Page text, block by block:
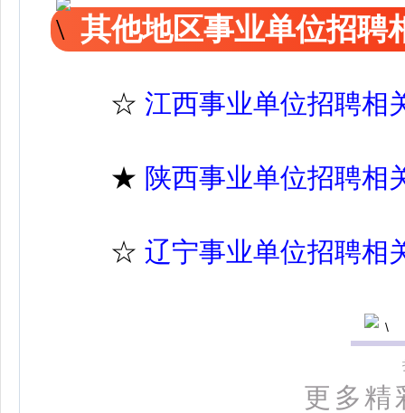
其他地区事业单位招聘
☆ 江西事业单位招聘相
★ 陕西事业单位招聘相
☆ 辽宁事业单位招聘相
更多精